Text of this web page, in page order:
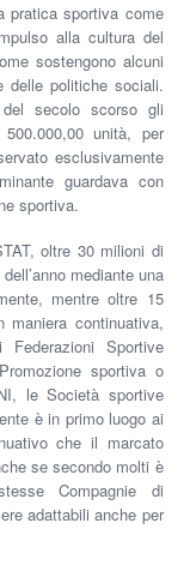
pratica sportiva come
alla cultura del
sostengono alcuni
delle politiche sociali.
secolo scorso gli
unità, per
esclusivamente
guardava con
sportiva.
, oltre 30 milioni di
mediante una
mentre oltre 15
continuativa,
Federazioni Sportive
sportivao
, leSocietà sportive
è in primo luogo ai
che il marcato
se secondo molti è
Compagnie di
adattabili anche per